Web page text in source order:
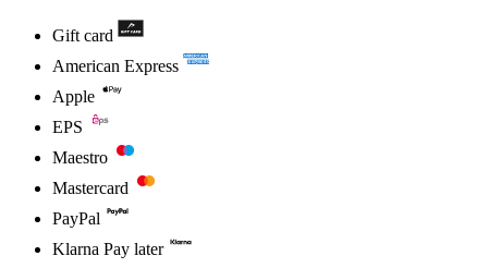
Gift card
American Express
Apple
EPS
Maestro
Mastercard
PayPal
Klarna Pay later